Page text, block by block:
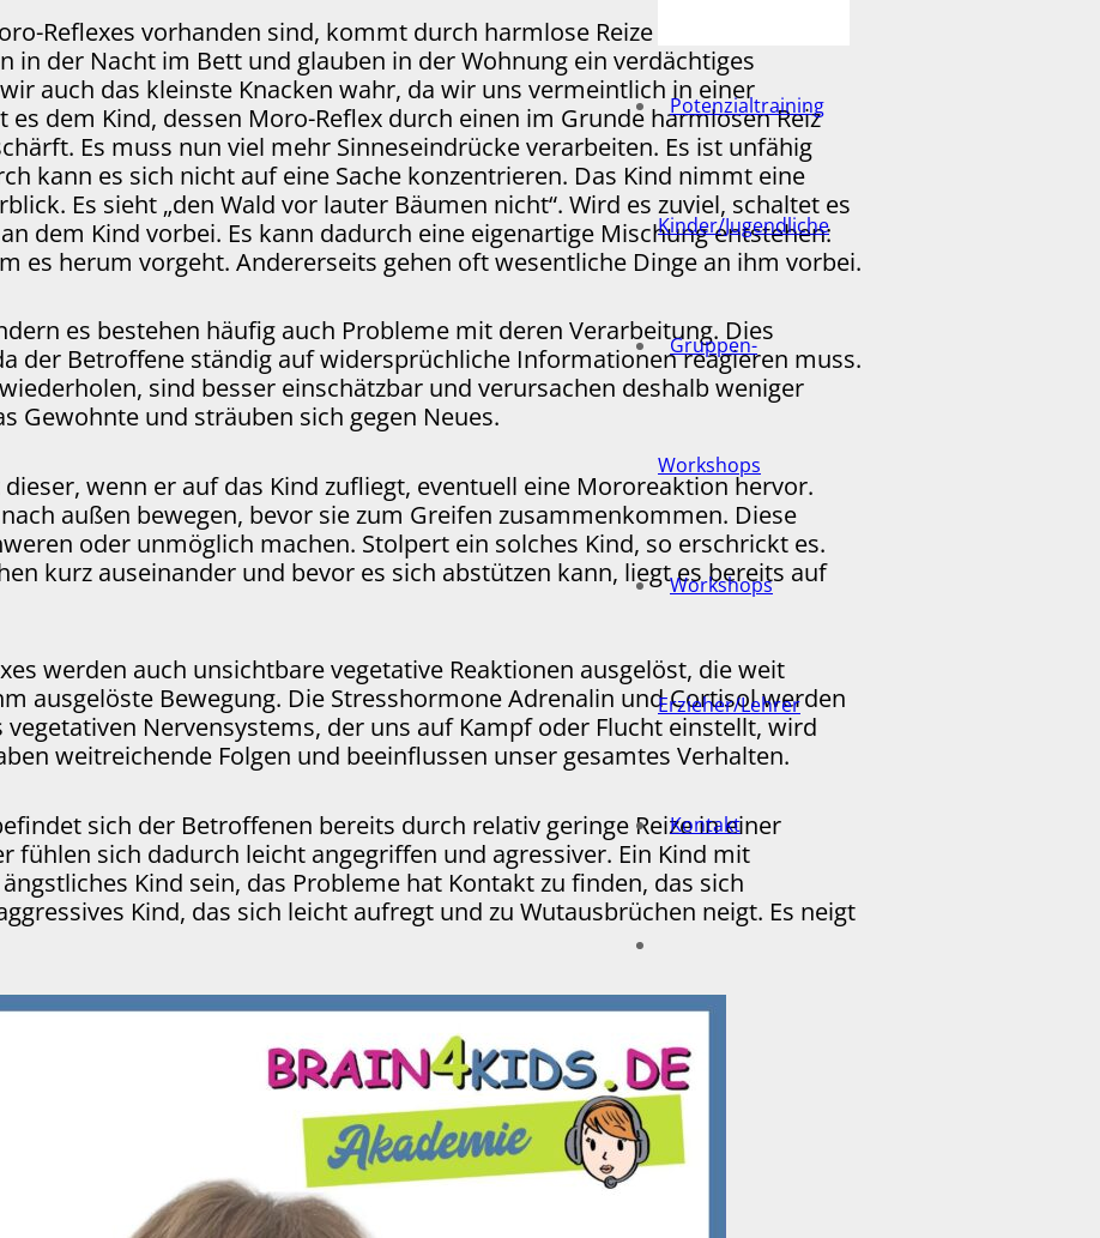
Potenzialtraining
Kinder/Jugendliche
Gruppen-
Workshops
Workshops
Erzieher/Lehrer
Kontakt
Reflexes vorhanden sind, kommt durch harmlose Reize in
der Nacht im Bett und glauben in der Wohnung ein verdächtiges
auch das kleinste Knacken wahr, da wir uns vermeintlich in einer
dem Kind, dessen Moro-Reflex durch einen im Grunde harmlosen Reiz
Es muss nun viel mehr Sinneseindrücke verarbeiten. Es ist unfähig
kann es sich nicht auf eine Sache konzentrieren. Das Kind nimmt eine
Es sieht „den Wald vor lauter Bäumen nicht“. Wird es zuviel, schaltet es
dem Kind vorbei. Es kann dadurch eine eigenartige Mischung entstehen:
es herum vorgeht. Andererseits gehen oft wesentliche Dinge an ihm vorbei.
es bestehen häufig auch Probleme mit deren Verarbeitung. Dies
der Betroffene ständig auf widersprüchliche Informationen reagieren muss.
sind besser einschätzbar und verursachen deshalb weniger
Gewohnte und sträuben sich gegen Neues.
wenn er auf das Kind zufliegt, eventuell eine Mororeaktion hervor.
außen bewegen, bevor sie zum Greifen zusammenkommen. Diese
oder unmöglich machen. Stolpert ein solches Kind, so erschrickt es.
kurz auseinander und bevor es sich abstützen kann, liegt es bereits auf
werden auch unsichtbare vegetative Reaktionen ausgelöst, die weit
ausgelöste Bewegung. Die Stresshormone Adrenalin und Cortisol werden
Nervensystems, der uns auf Kampf oder Flucht einstellt, wird
weitreichende Folgen und beeinflussen unser gesamtes Verhalten.
sich der Betroffenen bereits durch relativ geringe Reize in einer
fühlen sich dadurch leicht angegriffen und agressiver. Ein Kind mit
Kind sein, das Probleme hat Kontakt zu finden, das sich
Kind, das sich leicht aufregt und zu Wutausbrüchen neigt. Es neigt